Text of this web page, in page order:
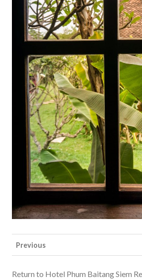
Previous
Return to Hotel Phum Baitang Siem